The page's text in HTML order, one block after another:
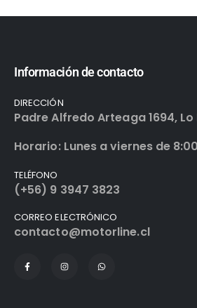
Información de contacto
DIRECCIÓN
Padre Alfredo Arteaga 1694,
Horario: Lunes a viernes de
TELÉFONO
(+56) 9 3947 3823
CORREO ELECTRÓNICO
contacto@motorline.cl